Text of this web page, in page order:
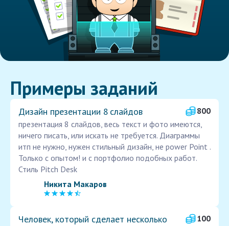
Примеры заданий
Дизайн презентации 8 слайдов
800
презентация 8 слайдов, весь текст и фото имеются,
ничего писать, или искать не требуется. Диаграммы
итп не нужно, нужен стильный дизайн, не power Point .
Только с опытом! и с портфолио подобных работ.
Стиль Pitch Desk
Никита Макаров
Человек, который сделает несколько
100